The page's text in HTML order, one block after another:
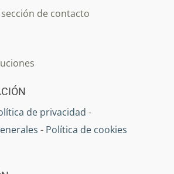
de contacto
de privacidad -
- Política de cookies